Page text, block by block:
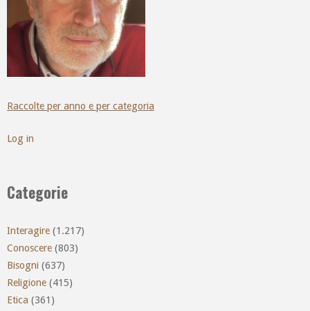
Raccolte per anno e per categoria
Log in
Categorie
Interagire (1.217)
Conoscere (803)
Bisogni (637)
Religione (415)
Etica (361)